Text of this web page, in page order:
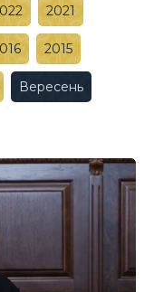
2021
2015
Вересень